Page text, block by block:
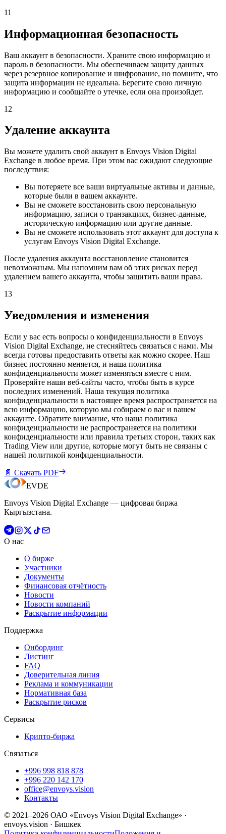
11
Информационная безопасность
Ваш аккаунт в безопасности. Храните свою информацию и
пароль в безопасности. Мы обеспечиваем защиту данных
через резервное копирование и шифрование, но помните, что
защита информации не идеальна. Берегите свою личную
информацию и сообщайте о утечке, если она произойдет.
12
Удаление аккаунта
Вы можете удалить свой аккаунт в Envoys Vision Digital
Exchange в любое время. При этом вас ожидают следующие
последствия:
Вы потеряете все ваши виртуальные активы и данные,
которые были в вашем аккаунте.
Вы не сможете восстановить свою персональную
информацию, записи о транзакциях, бизнес-данные,
историческую информацию или другие данные.
Вы не сможете использовать этот аккаунт для доступа к
услугам Envoys Vision Digital Exchange.
После удаления аккаунта восстановление становится
невозможным. Мы напомним вам об этих рисках перед
удалением вашего аккаунта, чтобы защитить ваши права.
13
Уведомления и изменения
Если у вас есть вопросы о конфиденциальности в Envoys
Vision Digital Exchange, не стесняйтесь связаться с нами. Мы
всегда готовы предоставить ответы как можно скорее. Наш
бизнес постоянно меняется, и наша политика
конфиденциальности может изменяться вместе с ним.
Проверяйте наши веб-сайты часто, чтобы быть в курсе
последних изменений. Наша текущая политика
конфиденциальности в настоящее время распространяется на
всю информацию, которую мы собираем о вас и вашем
аккаунте. Обратите внимание, что наша политика
конфиденциальности не распространяется на политики
конфиденциальности или правила третьих сторон, таких как
Trading View или другие, которые могут быть не связаны с
нашей политикой конфиденциальности.
📄 Скачать PDF
EVDE
Envoys Vision Digital Exchange — цифровая биржа
Кыргызстана.
О нас
О бирже
Участники
Документы
Финансовая отчётность
Новости
Новости компаний
Раскрытие информации
Поддержка
Онбординг
Листинг
FAQ
Доверительная линия
Реклама и коммуникации
Нормативная база
Раскрытие рисков
Сервисы
Крипто-биржа
Связаться
+996 998 818 878
+996 220 142 170
office@envoys.vision
Контакты
© 2021–2026 ОАО «Envoys Vision Digital Exchange» ·
envoys.vision · Бишкек